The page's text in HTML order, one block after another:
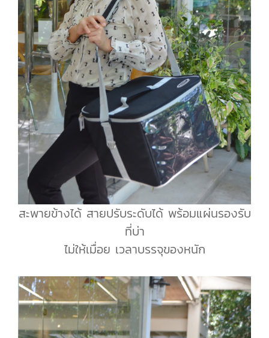
สะพายข้างได้ สายปรับระดับได้ พร้อมแผ่นรองรับ
ที่บ่า
ไม่ให้เมื่อย เวลาบรรจุของหนัก